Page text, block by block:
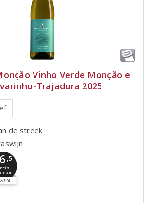
Vinho Verde Monção e
Trajadura 2025
de streek
,5
2024